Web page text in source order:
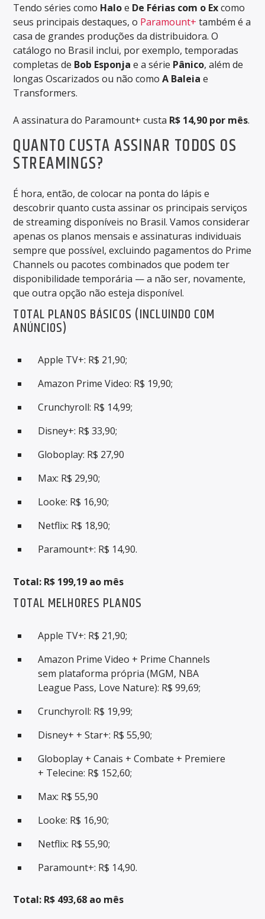
Tendo séries como Haloe De Férias com o Excomo
seus principais destaques, o Paramount+ também é a
casa de grandes produções da distribuidora. O
catálogo no Brasil inclui, por exemplo, temporadas
completas de Bob Esponja e a série Pânico, além de
longas Oscarizados ou não como A Baleia e
Transformers.
A assinatura do Paramount+ custa R$ 14,90 por mês.
QUANTO CUSTA ASSINAR TODOS OS
STREAMINGS?
É hora, então, de colocar na ponta do lápis e
descobrir quanto custa assinar os principais serviços
de streaming disponíveis no Brasil. Vamos considerar
apenas os planos mensais e assinaturas individuais
sempre que possível, excluindo pagamentos do Prime
Channels ou pacotes combinados que podem ter
disponibilidade temporária — a não ser, novamente,
que outra opção não esteja disponível.
TOTAL PLANOS BÁSICOS (INCLUINDO COM
ANÚNCIOS)
Apple TV+: R$ 21,90;
Amazon Prime Video: R$ 19,90;
Crunchyroll: R$ 14,99;
Disney+: R$ 33,90;
Globoplay: R$ 27,90
Max: R$ 29,90;
Looke: R$ 16,90;
Netflix: R$ 18,90;
Paramount+: R$ 14,90.
Total: R$ 199,19 ao mês
TOTAL MELHORES PLANOS
Apple TV+: R$ 21,90;
Amazon Prime Video + Prime Channels
sem plataforma própria (MGM, NBA
League Pass, Love Nature): R$ 99,69;
Crunchyroll: R$ 19,99;
Disney+ + Star+: R$ 55,90;
Globoplay + Canais + Combate + Premiere
+ Telecine: R$ 152,60;
Max: R$ 55,90
Looke: R$ 16,90;
Netflix: R$ 55,90;
Paramount+: R$ 14,90.
Total: R$ 493,68 ao mês